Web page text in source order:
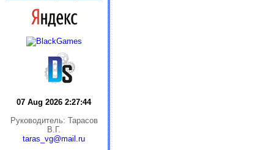
07 Aug 2026 2:27:45
Руководитель: Тарасов
В.Г.
taras_vg@mail.ru